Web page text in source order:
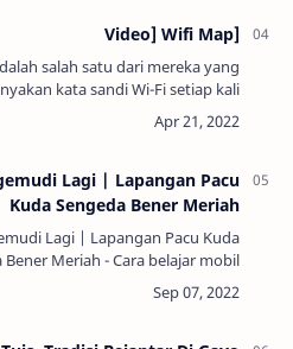
[Video] Wifi Map
salah satu dari mereka yang
kata sandi Wi-Fi setiap kali
kafe, restoran, hotel, atau
WiFi Map adalah aplikasi yang h…
Lagi | Lapangan Pacu
Kuda Sengeda Bener Meriah
Lagi | Lapangan Pacu Kuda
Bener Meriah - Cara belajar mobil
berbeda dengan mobil matic.
manual penting diketahui bagi